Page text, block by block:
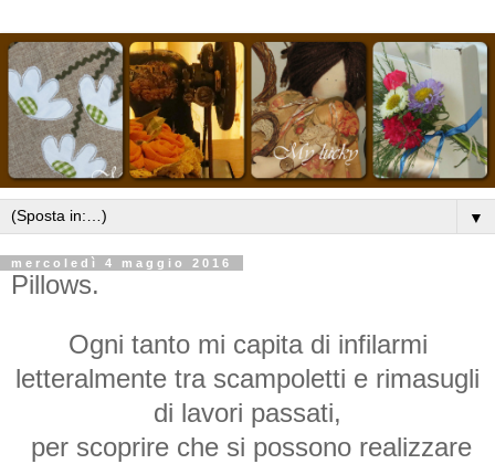
▼
mercoledì 4 maggio 2016
Pillows.
Ogni tanto mi capita di infilarmi
letteralmente tra scampoletti e rimasugli
di lavori passati,
per scoprire che si possono realizzare